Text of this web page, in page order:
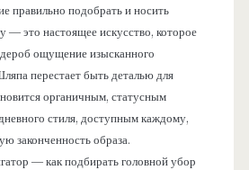
правильно подобрать и носить
— это настоящее искусство, которое
ощущение изысканного
перестает быть деталью для
органичным, статусным
стиля, доступным каждому,
законченность образа.
— как подбирать головной убор